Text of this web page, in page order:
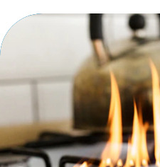
Onlineservice
https://
meissen.de/